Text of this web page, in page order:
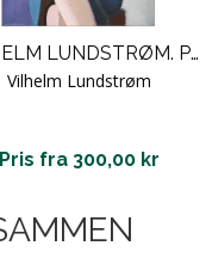
VILHELM LUNDSTRØM. PORTRÆT AF HANNE WILHELM HANSEN
Vilhelm Lundstrøm
Pris fra 300,00 kr